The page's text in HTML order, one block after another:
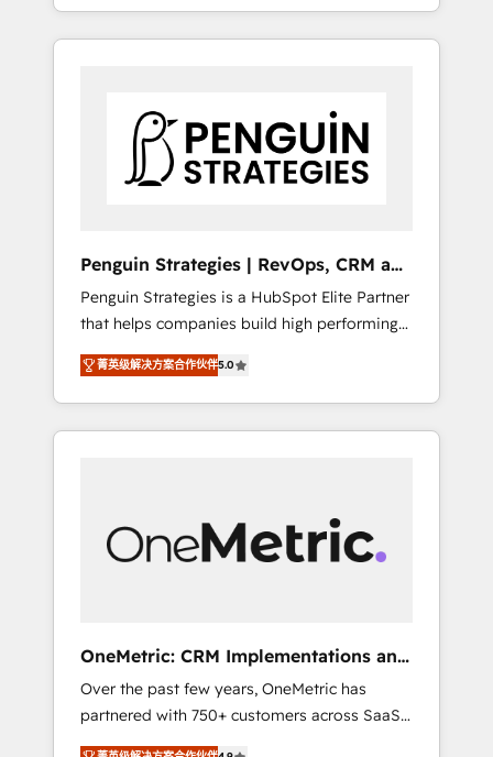
We offer project-based and managed
services engagements that include new
extensibility, custom development, and
ongoing RevOps support.
réussi leur transformation. Le problème ?
58% des dirigeants savent que l'IA est vitale
leurs données. C'est le paradoxe français :
conscience totale, action nulle. La solution
s'appelle l'Entreprise Augmentée. Ce n'est pas
Pas pour remplacer l'humain, mais pour
l'augmenter. Chez Ideagency, nous
accompagnons cette transformation. D'abord
les fondations : des données unifiées, des
processus alignés. Ensuite l'augmentation :
l'IA là où elle crée de la valeur. Et surtout :
l'humain qui reste au centre. Parce que la
Penguin Strategies | RevOps, CRM and
AI
Penguin Strategies is a HubSpot Elite Partner
that helps companies build high performing
revenue operations across complex sales
cycles, multi system environments and global
SaaS or manufacturing teams. Trusted by
leading enterprises and fast growing scale
architecture 🔗 CRM migrations & End to end
integrations 🤖 AI workflows & enrichment 📘
rely on for scalable revenue insights.
菁英级解决方案合作伙伴5.0
OneMetric: CRM Implementations and
GTM engineering
Over the past few years, OneMetric has
partnered with 750+ customers across SaaS,
fintech, healthcare, real estate, and other